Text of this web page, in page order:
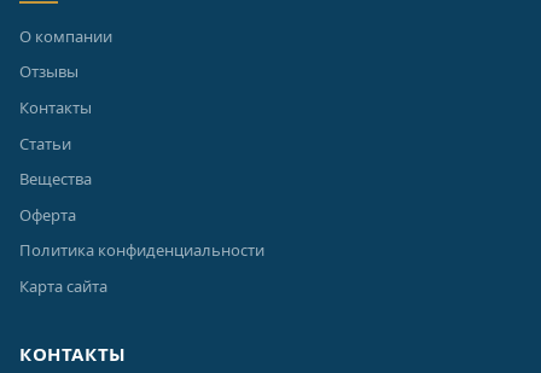
О компании
Отзывы
Контакты
Статьи
Вещества
Оферта
Политика конфиденциальности
Карта сайта
КОНТАКТЫ